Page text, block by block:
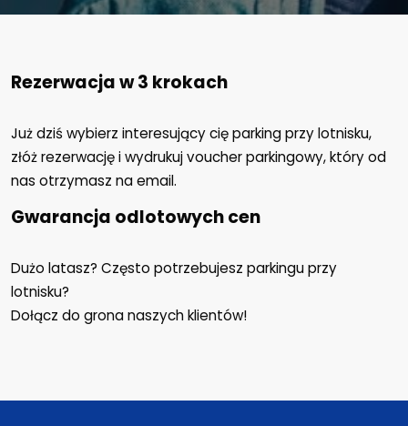
Rezerwacja w 3 krokach
Już dziś wybierz interesujący cię parking przy lotnisku,
złóż rezerwację i wydrukuj voucher parkingowy, który od
nas otrzymasz na email.
Gwarancja odlotowych cen
Dużo latasz? Często potrzebujesz parkingu przy
lotnisku?
Dołącz do grona naszych klientów!